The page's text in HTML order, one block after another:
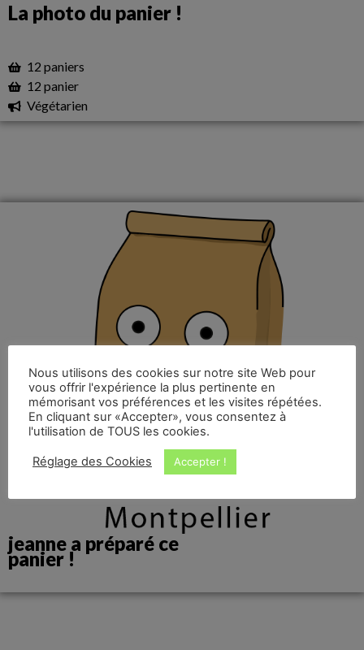
La photo du panier !
12 paniers
12 panier
Végétarien
jeanne a préparé ce
panier !
Nous utilisons des cookies sur notre site Web pour
vous offrir l'expérience la plus pertinente en
mémorisant vos préférences et les visites répétées.
En cliquant sur «Accepter», vous consentez à
l'utilisation de TOUS les cookies.
Réglage des Cookies Accepter !